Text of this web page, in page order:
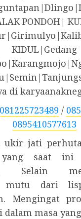
PONDOH|
KIDUL|Gedang
di
081225723489 /
0895410577613
ukir jati
yang saat ini
Selain
mutu dari
Mengingat
dalam masa